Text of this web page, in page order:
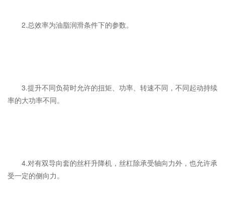
2.总效率为油脂润滑条件下的参数。
3.提升不同负荷时允许的扭矩、功率、转速不同，不同起动持续
率的大功率不同。
4.对有双导向套的丝杆升降机，丝杠除承受轴向力外，也允许承
受一定的侧向力。